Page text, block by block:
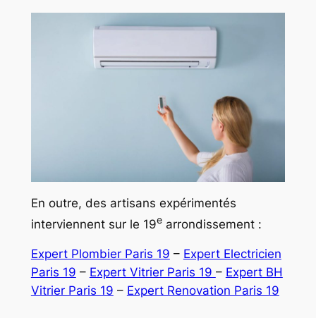
En outre, des artisans expérimentés
interviennent sur le 19earrondissement :
Expert Plombier Paris 19 – Expert Electricien
Paris 19 – Expert Vitrier Paris 19 – Expert BH
Vitrier Paris 19 – Expert Renovation Paris 19